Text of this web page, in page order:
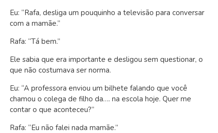
Eu: “Rafa, desliga um pouquinho a televisão para conversar
com a mamãe.”
Rafa: “Tá bem.”
Ele sabia que era importante e desligou sem questionar, o
que não costumava ser norma.
Eu: “A professora enviou um bilhete falando que você
chamou o colega de filho da…. na escola hoje. Quer me
contar o que aconteceu?”
Rafa: “Eu não falei nada mamãe.”